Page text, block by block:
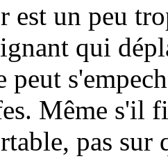
est un peu
qui
peut
Même s'il
pas sur